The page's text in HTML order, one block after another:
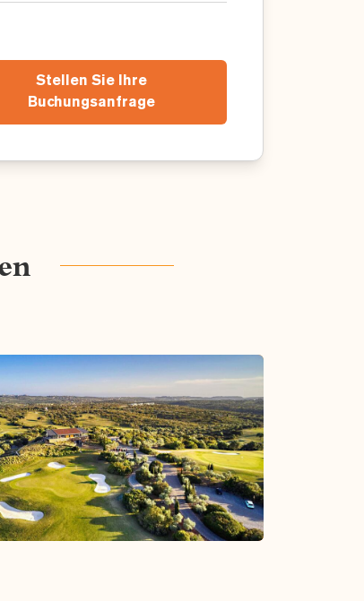
Stellen Sie Ihre
Buchungsanfrage